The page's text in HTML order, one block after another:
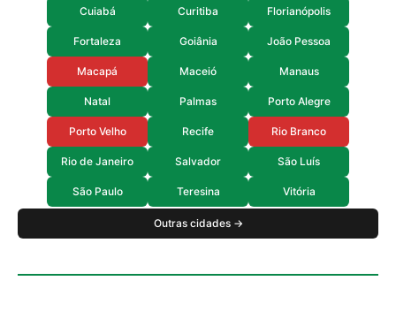
Cuiabá Curitiba Florianópolis
Fortaleza Goiânia João Pessoa
Macapá Maceió Manaus
Natal Palmas Porto Alegre
Porto Velho Recife Rio Branco
Rio de Janeiro Salvador São Luís
São Paulo Teresina Vitória
Outras cidades →